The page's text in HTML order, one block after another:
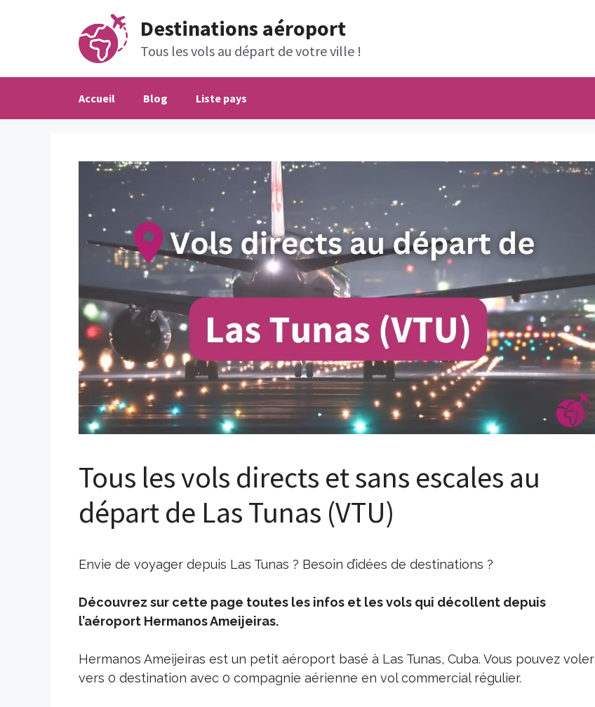
Destinations aéroport
Tous les vols au départ de votre ville !
Accueil Blog Liste pays
Tous les vols directs et sans escales au
départ de Las Tunas (VTU)
Envie de voyager depuis Las Tunas ? Besoin d’idées de destinations ?
Découvrez sur cette page toutes les infos et les vols qui décollent depuis
l’aéroport Hermanos Ameijeiras.
Hermanos Ameijeiras est un petit aéroport basé à Las Tunas, Cuba. Vous pouvez voler
vers 0 destination avec 0 compagnie aérienne en vol commercial régulier.